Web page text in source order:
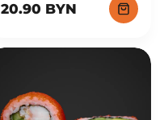
20.90 BYN